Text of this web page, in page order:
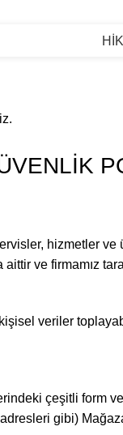
hizmetler
ve firmamız
veriler
çeşitli form
gibi)